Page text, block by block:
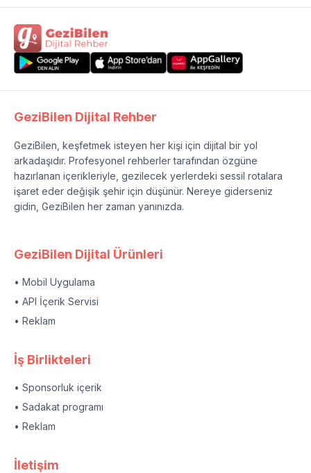
GeziBilen Dijital Rehber
GeziBilen, keşfetmek isteyen her kişi için dijital bir yol
arkadaşıdır. Profesyonel rehberler tarafından özgüne
hazırlanan içerikleriyle, gezilecek yerlerdeki sessil rotalara
işaret eder değişik şehir için düşünür. Nereye giderseniz
gidin, GeziBilen her zaman yanınızda.
GeziBilen Dijital Ürünleri
• Mobil Uygulama
• API İçerik Servisi
• Reklam
İş Birlikteleri
• Sponsorluk içerik
• Sadakat programı
• Reklam
İletişim